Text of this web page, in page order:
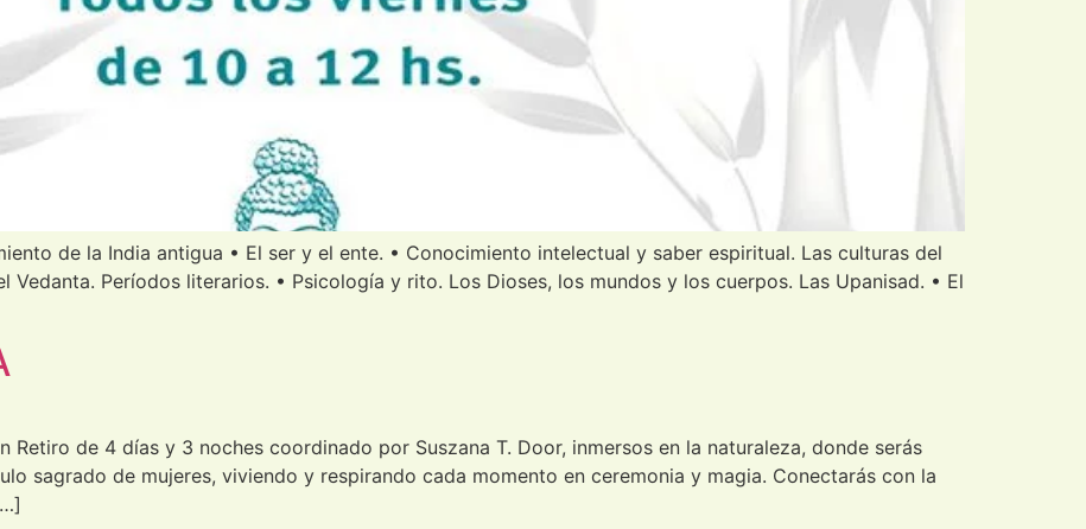
de la India antigua • El ser y el ente. • Conocimiento intelectual y saber espiritual. Las culturas del
Vedanta. Períodos literarios. • Psicología y rito. Los Dioses, los mundos y los cuerpos. Las Upanisad. • El
Retiro de 4 días y 3 noches coordinado por Suszana T. Door, inmersos en la naturaleza, donde serás
sagrado de mujeres, viviendo y respirando cada momento en ceremonia y magia. Conectarás con la